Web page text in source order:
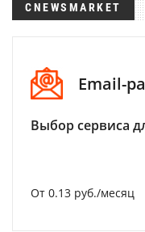
CNEWSMARKET
Email-
Выбор сервиса
От 0.13 руб./месяц